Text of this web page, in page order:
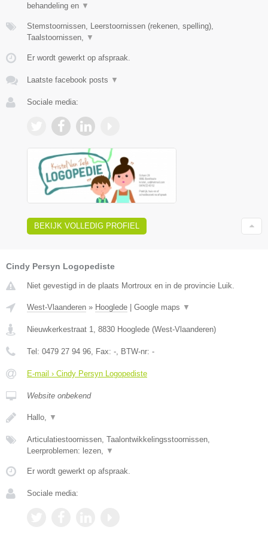
behandeling en ▼
Stemstoornissen, Leerstoornissen (rekenen, spelling),
Taalstoornissen,
▼
Er wordt gewerkt op afspraak.
Laatste facebook posts ▼
Sociale media:
BEKIJK VOLLEDIG PROFIEL
Cindy Persyn Logopediste
Niet gevestigd in de plaats Mortroux en in de provincie Luik.
West-Vlaanderen » Hooglede Google maps ▼
Nieuwkerkestraat 1 8830 Hooglede (West-Vlaanderen)
Tel: 0479 27 94 96 , Fax: - , BTW-nr: -
E-mail › Cindy Persyn Logopediste
Website onbekend
Hallo, ▼
Articulatiestoornissen, Taalontwikkelingsstoornissen,
Leerproblemen: lezen,
▼
Er wordt gewerkt op afspraak.
Sociale media: